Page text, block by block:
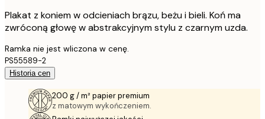
Plakat z koniem w odcieniach brązu, beżu i bieli. Koń ma
zwróconą głowę w abstrakcyjnym stylu z czarnym uzda.
Ramka nie jest wliczona w cenę.
PS55589-2
Historia cen
200 g / m² papier premium
z matowym wykończeniem.